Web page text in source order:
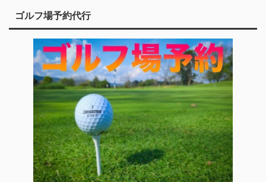
ゴルフ場予約代行